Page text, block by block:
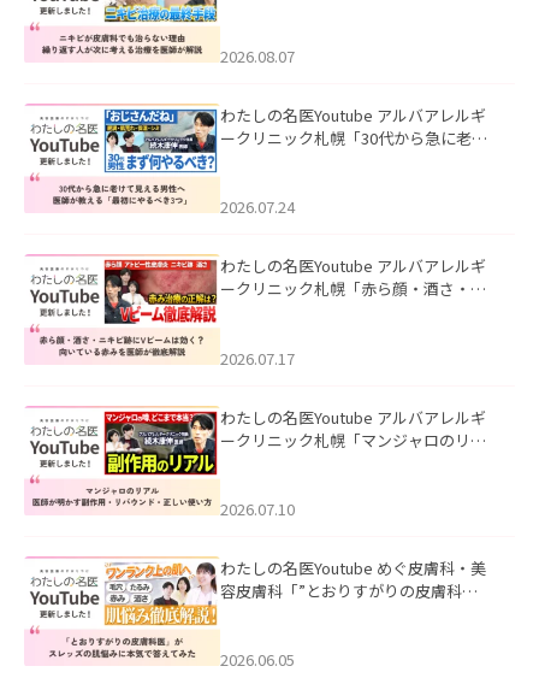
ました。
2026.08.07
わたしの名医Youtube アルバアレルギ
ークリニック札幌「30代から急に老け
た。
2026.07.24
わたしの名医Youtube アルバアレルギ
ークリニック札幌「赤ら顔・酒さ・ニ
した。
2026.07.17
わたしの名医Youtube アルバアレルギ
ークリニック札幌「マンジャロのリア
た。
2026.07.10
わたしの名医Youtube めぐ皮膚科・美
容皮膚科「”とおりすがりの皮膚科
2026.06.05